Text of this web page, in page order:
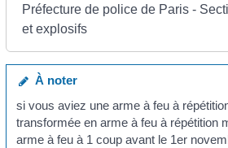
Préfecture de police de Paris -
et explosifs
À noter
si vous aviez une arme à feu à
transformée en arme à feu à répétition
arme à feu à 1 coup avant le 1er